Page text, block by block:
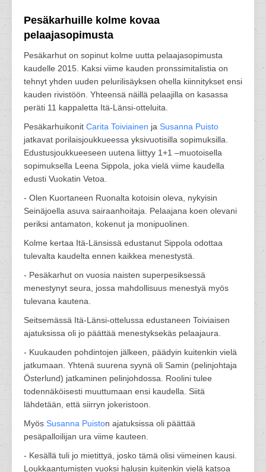
Pesäkarhuille kolme kovaa
pelaajasopimusta
Pesäkarhut on sopinut kolme uutta pelaajasopimusta
kaudelle 2015. Kaksi viime kauden pronssimitalistia on
tehnyt yhden uuden pelurilisäyksen ohella kiinnitykset ensi
kauden rivistöön. Yhteensä näillä pelaajilla on kasassa
peräti 11 kappaletta Itä-Länsi-otteluita.
Pesäkarhuikonit Carita Toiviainen ja Susanna Puisto
jatkavat porilaisjoukkueessa yksivuotisilla sopimuksilla.
Edustusjoukkueeseen uutena liittyy 1+1 –muotoisella
sopimuksella Leena Sippola, joka vielä viime kaudella
edusti Vuokatin Vetoa.
- Olen Kuortaneen Ruonalta kotoisin oleva, nykyisin
Seinäjoella asuva sairaanhoitaja. Pelaajana koen olevani
periksi antamaton, kokenut ja monipuolinen.
Kolme kertaa Itä-Länsissä edustanut Sippola odottaa
tulevalta kaudelta ennen kaikkea menestystä.
- Pesäkarhut on vuosia naisten superpesiksessä
menestynyt seura, jossa mahdollisuus menestyä myös
tulevana kautena.
Seitsemässä Itä-Länsi-ottelussa edustaneen Toiviaisen
ajatuksissa oli jo päättää menestyksekäs pelaajaura.
- Kuukauden pohdintojen jälkeen, päädyin kuitenkin vielä
jatkumaan. Yhtenä suurena syynä oli Samin (pelinjohtaja
Österlund) jatkaminen pelinjohdossa. Roolini tulee
todennäköisesti muuttumaan ensi kaudella. Siitä
lähdetään, että siirryn jokeristoon.
Myös Susanna Puiston ajatuksissa oli päättää
pesäpalloilijan ura viime kauteen.
- Kesällä tuli jo mietittyä, josko tämä olisi viimeinen kausi.
Loukkaantumisten vuoksi halusin kuitenkin vielä katsoa